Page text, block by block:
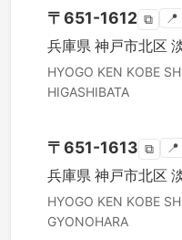
〒651-1612 ⧉ 📍
兵庫県 神戸市北区
HYOGO KEN KOBE
HIGASHIBATA
〒651-1613 ⧉ 📍
兵庫県 神戸市北区
HYOGO KEN KOBE
GYONOHARA